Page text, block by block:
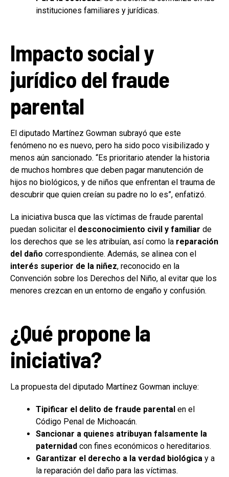
instituciones familiares y jurídicas.
Impacto social y
jurídico del fraude
parental
El diputado Martínez Gowman subrayó que este
fenómeno no es nuevo, pero ha sido poco visibilizado y
menos aún sancionado. “Es prioritario atender la historia
de muchos hombres que deben pagar manutención de
hijos no biológicos, y de niños que enfrentan el trauma de
descubrir que quien creían su padre no lo es”, enfatizó.
La iniciativa busca que las víctimas de fraude parental
puedan solicitar el desconocimiento civil y familiar de
los derechos que se les atribuían, así como la reparación
del daño correspondiente. Además, se alinea con el
interés superior de la niñez, reconocido en la
Convención sobre los Derechos del Niño, al evitar que los
menores crezcan en un entorno de engaño y confusión.
¿Qué propone la
iniciativa?
La propuesta del diputado Martínez Gowman incluye:
Tipificar el delito de fraude parental en el
Código Penal de Michoacán.
Sancionar a quienes atribuyan falsamente la
paternidad con fines económicos o hereditarios.
Garantizar el derecho a la verdad biológica y a
la reparación del daño para las víctimas.